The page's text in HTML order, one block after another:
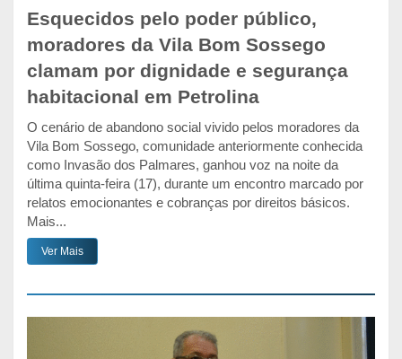
Esquecidos pelo poder público,
moradores da Vila Bom Sossego
clamam por dignidade e segurança
habitacional em Petrolina
O cenário de abandono social vivido pelos moradores da
Vila Bom Sossego, comunidade anteriormente conhecida
como Invasão dos Palmares, ganhou voz na noite da
última quinta-feira (17), durante um encontro marcado por
relatos emocionantes e cobranças por direitos básicos.
Mais...
Ver Mais